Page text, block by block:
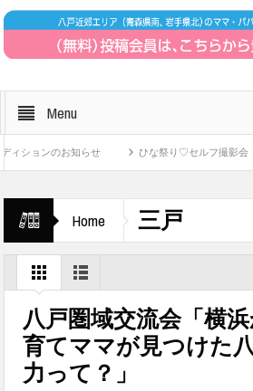
Menu
ョンのお知らせ ひな祭り♡セルフ撮影会《予
Home 三戸
八戸圏域交流会「横
育てママが見つけた
力って？」